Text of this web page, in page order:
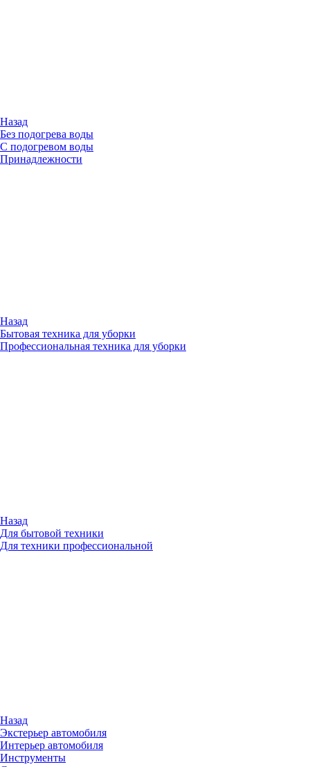
Назад
Без подогрева воды
С подогревом воды
Принадлежности
Назад
Бытовая техника для уборки
Профессиональная техника для уборки
Назад
Для бытовой техники
Для техники профессиональной
Назад
Экстерьер автомобиля
Интерьер автомобиля
Инструменты